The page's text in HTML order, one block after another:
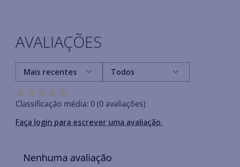
AVALIAÇÕES
☆☆☆☆☆
Classificação média: 0(0 avaliações)
Faça login para escrever uma avaliação.
Mais recentes Todos
Nenhuma avaliação